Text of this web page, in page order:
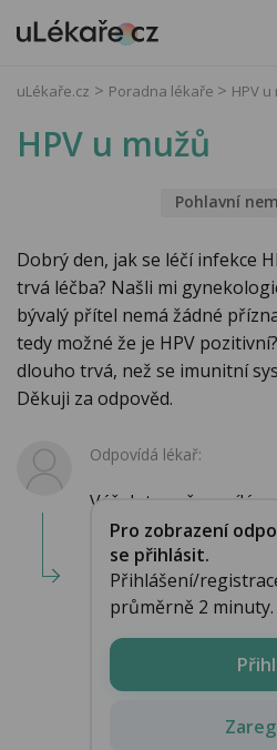
uLékaře.cz Poradna lékaře HPV u
HPV u mužů
Pohlavní
Dobrý den, jak se léčí infekce
trvá léčba? Našli mi
bývalý přítel nemá žádné
tedy možné že je HPV
dlouho trvá, než se imunitní
Děkuji za odpověd.
Odpovídá lékař:
Váš dotaz přeposílám
Pro zobrazení
se přihlásit.
Přihlášení/
průměrně 2 minuty.